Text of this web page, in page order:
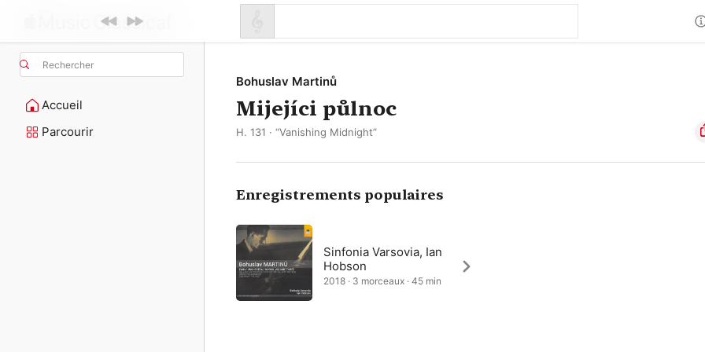
Rechercher
Accueil
Parcourir
Bohuslav Martinů
Mijejíci půlnoc
H. 131 · “Vanishing Midnight”
Enregistrements populaires
Sinfonia Varsovia, Ian
Hobson
2018 · 3 morceaux · 45 min